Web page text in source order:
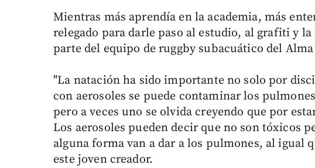
Mientras más aprendía en la academia, más
relegado para darle paso al estudio, al grafiti y
parte del equipo de ruggby subacuático del
"La natación ha sido importante no solo por
con aerosoles se puede contaminar los
pero a veces uno se olvida creyendo que por
Los aerosoles pueden decir que no son tóxicos
alguna forma van a dar a los pulmones, al igual
este joven creador.